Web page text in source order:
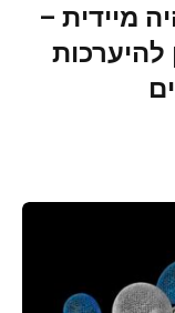
מיידית –
להיערכות